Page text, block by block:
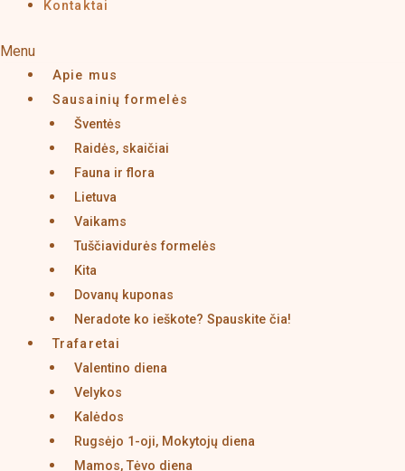
Kontaktai
Menu
Apie mus
Sausainių formelės
Šventės
Raidės, skaičiai
Fauna ir flora
Lietuva
Vaikams
Tuščiavidurės formelės
Kita
Dovanų kuponas
Neradote ko ieškote? Spauskite čia!
Trafaretai
Valentino diena
Velykos
Kalėdos
Rugsėjo 1-oji, Mokytojų diena
Mamos, Tėvo diena